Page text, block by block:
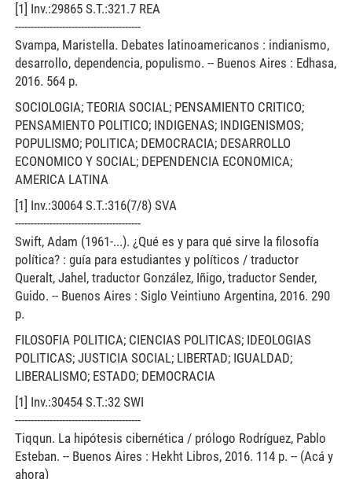
[1] Inv.:29865 S.T.:321.7 REA
----------------------------------------
Svampa, Maristella. Debates latinoamericanos : indianismo,
desarrollo, dependencia, populismo. -- Buenos Aires : Edhasa,
2016. 564 p.
SOCIOLOGIA; TEORIA SOCIAL; PENSAMIENTO CRITICO;
PENSAMIENTO POLITICO; INDIGENAS; INDIGENISMOS;
POPULISMO; POLITICA; DEMOCRACIA; DESARROLLO
ECONOMICO Y SOCIAL; DEPENDENCIA ECONOMICA;
AMERICA LATINA
[1] Inv.:30064 S.T.:316(7/8) SVA
----------------------------------------
Swift, Adam (1961-...). ¿Qué es y para qué sirve la filosofía
política? : guía para estudiantes y políticos / traductor
Queralt, Jahel, traductor González, Iñigo, traductor Sender,
Guido. -- Buenos Aires : Siglo Veintiuno Argentina, 2016. 290
p.
FILOSOFIA POLITICA; CIENCIAS POLITICAS; IDEOLOGIAS
POLITICAS; JUSTICIA SOCIAL; LIBERTAD; IGUALDAD;
LIBERALISMO; ESTADO; DEMOCRACIA
[1] Inv.:30454 S.T.:32 SWI
----------------------------------------
Tiqqun. La hipótesis cibernética / prólogo Rodríguez, Pablo
Esteban. -- Buenos Aires : Hekht Libros, 2016. 114 p. -- (Acá y
ahora)